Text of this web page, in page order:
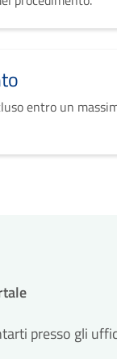
entro un
presso gli